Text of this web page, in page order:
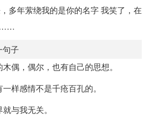
多年萦绕我的是你的名字 我笑了，在
……
子
偶，偶尔，也有自己的思想。
样感情不是千疮百孔的。
与我无关。